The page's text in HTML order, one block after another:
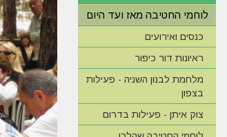
לוחמי החטיבה מאז ועד היום
כנסים ואירועים
ראיונות דור כיפור
מלחמת לבנון השניה - פעילות
בצפון
צוק איתן - פעילות בדרום